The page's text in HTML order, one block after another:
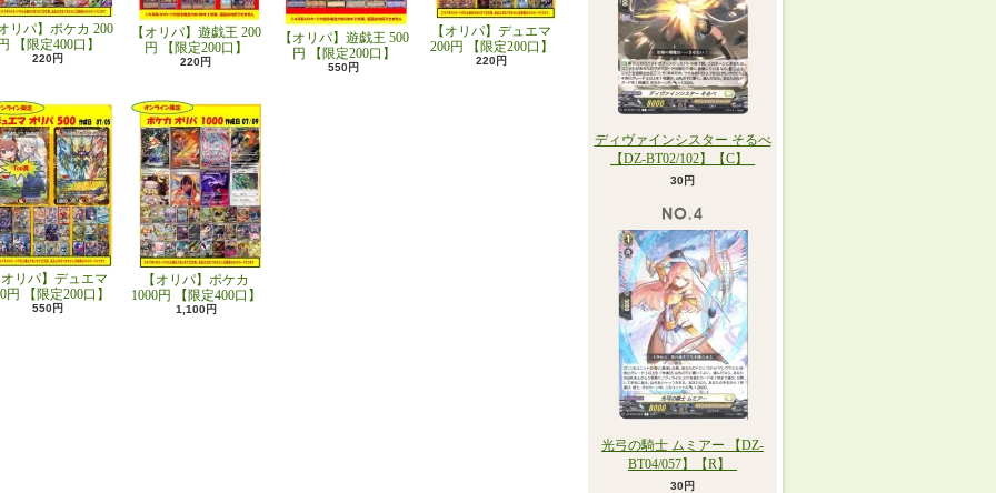
リパ】ポケカ 200
【限定400口】
220円
【オリパ】遊戯王 200
円 【限定200口】
220円
【オリパ】遊戯王 500
円 【限定200口】
550円
【オリパ】デュエマ
200円 【限定200口】
220円
リパ】デュエマ
円 【限定200口】
550円
【オリパ】ポケカ
1000円 【限定400口】
1,100円
ディヴァインシスター そるべ
【DZ-BT02/102】【C】_
30円
光弓の騎士 ムミアー 【DZ-
BT04/057】【R】_
30円